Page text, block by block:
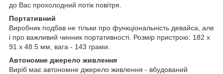
до Вас прохолодний потік повітря.
Портативний
Виробник подбав не тільки про функціональність девайса, але
і про важливий чинник портативності. Розмір пристрою: 182 x
91 x 48.5 мм, вага - 143 грами.
Автономне джерело живлення
Виріб має автономне джерело живлення - вбудований